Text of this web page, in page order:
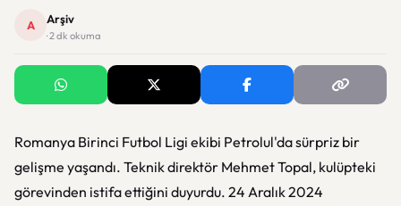
A Arşiv
· 2 dk okuma
Romanya Birinci Futbol Ligi ekibi Petrolul'da sürpriz bir
gelişme yaşandı. Teknik direktör Mehmet Topal, kulüpteki
görevinden istifa ettiğini duyurdu. 24 Aralık 2024